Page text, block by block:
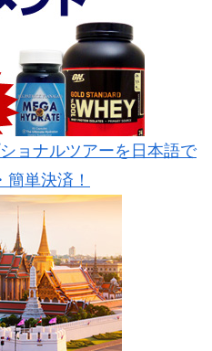
ョナルツアーを日本語で
単決済！